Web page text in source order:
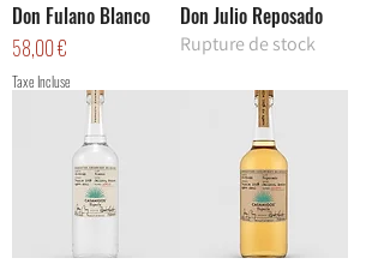
Don Fulano Blanco
Prix
58,00 €
Taxe Incluse
Don Julio Reposado
Rupture de stock